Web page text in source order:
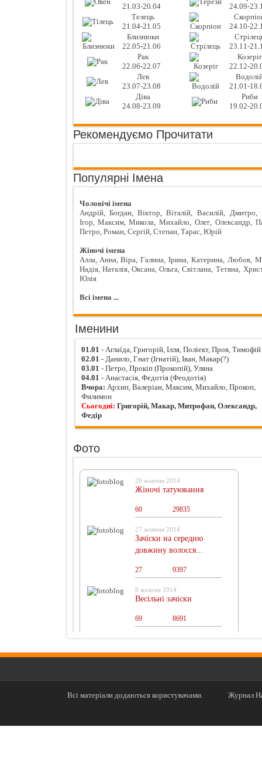
21.03-20.04
24.09-
Телець
21.04-21.05
24.10-
Близнюки
22.05-21.06
23.11-
Рак
22.06-22.07
Козеріг
22.12-
Лев
23.07-23.08
21.01-
Діва
24.08-23.09
Риби
19.02-
Рекомендуємо Прочитати
Популярні Імена
Чоловічі імена
Андрій, Богдан, Віктор, Віталій, Василій, Дмитро,
Ігор, Максим, Микола, Михайло, Олег, Олександр,
Петро, Роман, Сергій, Степан, Тарас, Юрій
Жіночі імена
Алла, Анна, Віра, Галина, Ірина, Катерина, Любов,
Надія, Наталія, Оксана, Ольга, Світлана, Тетяна,
Юлія
Всі імена ...
Іменини
01.01 - Аглаїда, Григорій, Ілля, Поліект, Пров, Тимофій
02.01 - Данило, Гнат (Ігнатій), Іван, Макар(?)
03.01 - Петро, Прокіп (Прокопій), Уляна
04.01 - Анастасія, Федотія (Феодотія)
Вчора: Архип, Валеріан, Максим, Михайло, Прокоп,
Филимон
Сьогодні: Григорій, Макар, Митрофан, Олександр,
Федір
Фото
28 жовтня 2014
Жіночі татуювання
60 29835
27 жовтня 2014
Зачіски на середню
довжину волосся...
27 9397
9 жовтня 2014
Весільні зачіски
69 8691
Всі матеріали додаються користувачами. Журнал